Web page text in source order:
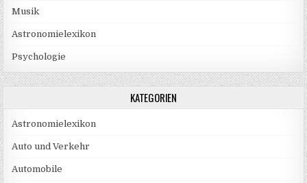
Musik
Astronomielexikon
Psychologie
KATEGORIEN
Astronomielexikon
Auto und Verkehr
Automobile